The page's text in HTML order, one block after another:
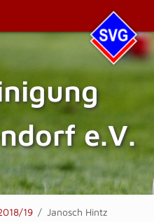
e.V.
19 Janosch Hintz